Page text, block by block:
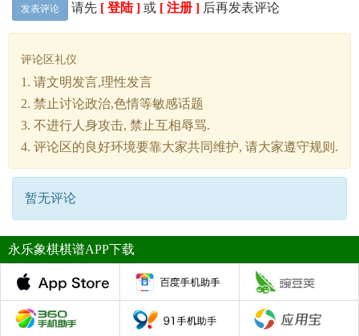
发表评论 请先 [ 登陆 ] 或 [ 注册 ] 后再发表评论
评论区礼仪
1. 请文明发言,理性发言
2. 禁止讨论政治,色情等敏感话题
3. 不进行人身攻击, 禁止互相辱骂.
4. 评论区的良好环境要靠大家共同维护, 请大家遵守规则.
暂无评论
永乐象棋棋谱APP下载